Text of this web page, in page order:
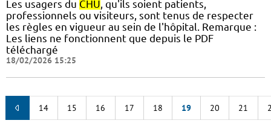
Les usagers du CHU , qu'ils soient patients,
professionnels ou visiteurs, sont tenus de respecter
les règles en vigueur au sein de l'hôpital. Remarque :
Les liens ne fonctionnent que depuis le PDF
téléchargé
18/02/2026 15:25
14 15 16 17 18 19 20 21